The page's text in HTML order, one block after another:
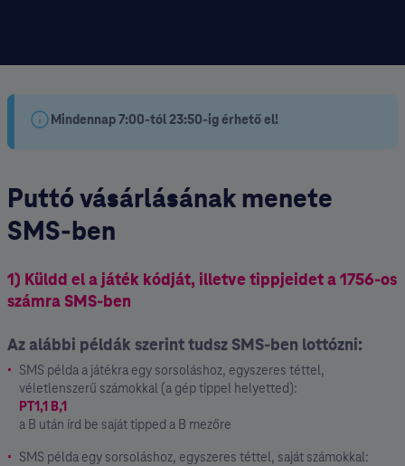
Mindennap 7:00-tól 23:50-ig érhető el!
Puttó vásárlásának menete
SMS-ben
1)⁣ ⁣Küldd el a játék kódját, illetve tippjeidet a 1756-os
számra SMS-ben
Az alábbi példák szerint tudsz SMS-ben lottózni:
SMS példa a játékra egy sorsoláshoz, egyszeres téttel,
véletlenszerű számokkal (a gép tippel helyetted):
PT1,1 B,1
a B után írd be saját tipped a B mezőre
SMS példa egy sorsoláshoz, egyszeres téttel, saját számokkal: